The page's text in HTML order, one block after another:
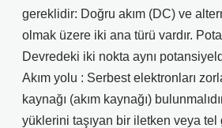
gereklidir: Doğru akım (DC) ve
olmak üzere iki ana türü vardır.
Devredeki iki nokta aynı
Akım yolu : Serbest elektronları
kaynağı (akım kaynağı)
yüklerini taşıyan bir iletken veya tel